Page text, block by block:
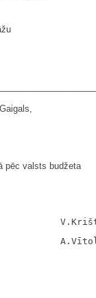
pēc valsts budžeta